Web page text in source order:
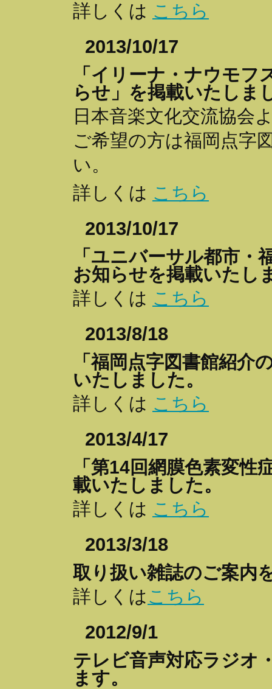
詳しくは こちら
2013/10/17
「イリーナ・ナウモ
らせ」を掲載いたしま
日本音楽文化交流協会
ご希望の方は福岡点字
い。
詳しくは こちら
2013/10/17
「ユニバーサル都市
お知らせを掲載いたし
詳しくは こちら
2013/8/18
「福岡点字図書館紹介
いたしました。
詳しくは こちら
2013/4/17
「第14回網膜色素変
載いたしました。
詳しくは こちら
2013/3/18
取り扱い雑誌のご案内
詳しくは こちら
2012/9/1
テレビ音声対応ラジオ
ます。